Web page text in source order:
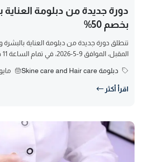
دورة جديدة من دبلومة العناية
بخصم 50%
تنطلق دورة جديدة من دبلومة العناية
المقبل، الموافق 9-5-2026، في تمام الساعة 11 صباحًا، بالمقر الرئيسي...
دبلومة Skine care and Hair care مايو 6,
اقرأ أكثر